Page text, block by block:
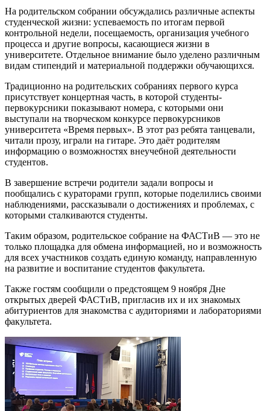
На родительском собрании обсуждались различные аспекты
студенческой жизни: успеваемость по итогам первой
контрольной недели, посещаемость, организация учебного
процесса и другие вопросы, касающиеся жизни в
университете. Отдельное внимание было уделено различным
видам стипендий и материальной поддержки обучающихся.
Традиционно на родительских собраниях первого курса
присутствует концертная часть, в которой студенты-
первокурсники показывают номера, с которыми они
выступали на творческом конкурсе первокурсников
университета «Время первых». В этот раз ребята танцевали,
читали прозу, играли на гитаре. Это даёт родителям
информацию о возможностях внеучебной деятельности
студентов.
В завершение встречи родители задали вопросы и
пообщались с кураторами групп, которые поделились своими
наблюдениями, рассказывали о достижениях и проблемах, с
которыми сталкиваются студенты.
Таким образом, родительское собрание на ФАСТиВ — это не
только площадка для обмена информацией, но и возможность
для всех участников создать единую команду, направленную
на развитие и воспитание студентов факультета.
Также гостям сообщили о предстоящем 9 ноября Дне
открытых дверей ФАСТиВ, пригласив их и их знакомых
абитуриентов для знакомства с аудиториями и лабораториями
факультета.